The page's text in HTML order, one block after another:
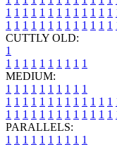
1 1 1 1 1 1 1 1 1 1 1 1 1
1 1 1 1 1 1 1 1 1 1 1 1 1
CUTTLY OLD:
1
1 1 1 1 1 1 1 1 1 1
MEDIUM:
1 1 1 1 1 1 1 1 1 1
1 1 1 1 1 1 1 1 1 1 1 1 1
1 1 1 1 1 1 1 1 1 1 1 1 1
PARALLELS:
1 1 1 1 1 1 1 1 1 1